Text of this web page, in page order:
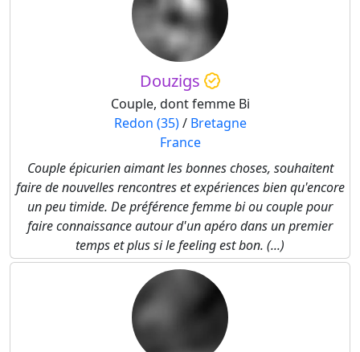
Douzigs
Couple, dont femme Bi
Redon (35)/ Bretagne
France
Couple épicurien aimant les bonnes choses, souhaitent
faire de nouvelles rencontres et expériences bien qu'encore
un peu timide. De préférence femme bi ou couple pour
faire connaissance autour d'un apéro dans un premier
temps et plus si le feeling est bon. (...)